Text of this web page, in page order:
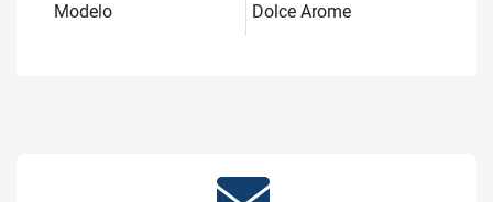
Modelo Dolce Arome